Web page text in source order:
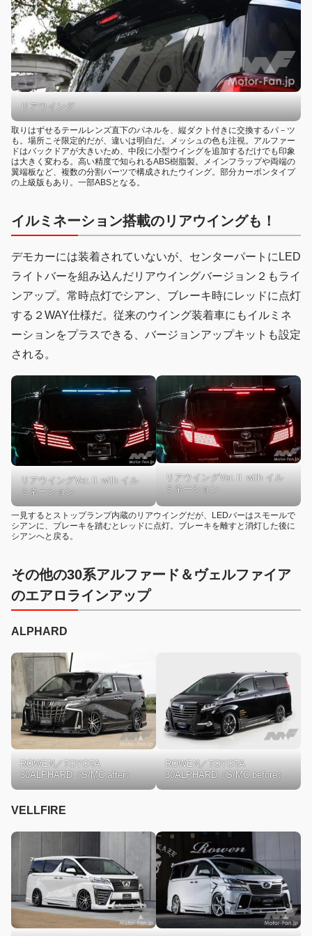
リアウイング
取りはずせるテールレンズ直下のパネルを、縦ダクト付きに交換するパ－ツ
も。場所こそ限定的だが、違いは明白だ。メッシュの色も注視。アルファー
ドはバックドアが大きいため、中段に小型ウイングを追加するだけでも印象
は大きく変わる。高い精度で知られるABS樹脂製。メインフラップや両端の
翼端板など、複数の分割パーツで構成されたウイング。部分カーボンタイプ
の上級版もあり。一部ABSとなる。
イルミネーション搭載のリアウイングも！
デモカーには装着されていないが、センターパートにLED
ライトバーを組み込んだリアウイングバージョン２もライ
ンアップ。常時点灯でシアン、ブレーキ時にレッドに点灯
する２WAY仕様だ。従来のウイング装着車にもイルミネ
ーションをプラスできる、バージョンアップキットも設定
される。
リアウイングVer.Ⅱ with イル
ミネーション
リアウイングVer.Ⅱ with イル
ミネーション
一見するとストップランプ内蔵のリアウイングだが、LEDバーはスモールで
シアンに、ブレーキを踏むとレッドに点灯。ブレーキを離すと消灯した後に
シアンへと戻る。
その他の30系アルファード＆ヴェルファイア
のエアロラインアップ
ALPHARD
ROWEN／TOYOTA
30ALPHARD（S/MC after）
ROWEN／TOYOTA
30ALPHARD（S/MC before）
VELLFIRE